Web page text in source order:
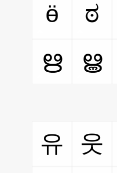
ӫ
ಠ
ഋ
ൠ
유 웃